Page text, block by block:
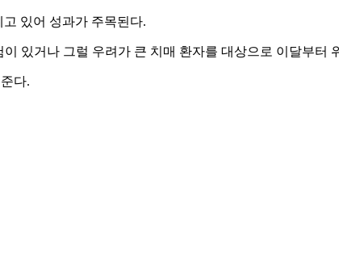
있어 성과가 주목된다.
있거나 그럴 우려가 큰 치매 환자를 대상으로 이달부터
다.